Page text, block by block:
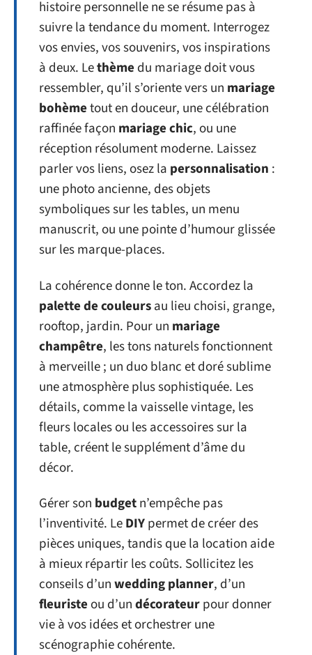
histoire personnelle ne se résume pas à
suivre la tendance du moment. Interrogez
vos envies, vos souvenirs, vos inspirations
à deux. Lethème du mariage doit vous
ressembler, qu’il s’oriente vers un mariage
bohèmetout en douceur, une célébration
raffinée façon mariage chic, ou une
réception résolument moderne. Laissez
parler vos liens, osez la personnalisation :
une photo ancienne, des objets
symboliques sur les tables, un menu
manuscrit, ou une pointe d’humour glissée
sur les marque-places.
La cohérence donne le ton. Accordez la
palette de couleursau lieu choisi, grange,
rooftop, jardin. Pour un mariage
champêtre, les tons naturels fonctionnent
à merveille ; un duo blanc et doré sublime
une atmosphère plus sophistiquée. Les
détails, comme la vaisselle vintage, les
fleurs locales ou les accessoires sur la
table, créent le supplément d’âme du
décor.
Gérer son budgetn’empêche pas
l’inventivité. LeDIYpermet de créer des
pièces uniques, tandis que la location aide
à mieux répartir les coûts. Sollicitez les
conseils d’unwedding planner, d’un
fleuriste ou d’undécorateurpour donner
vie à vos idées et orchestrer une
scénographie cohérente.